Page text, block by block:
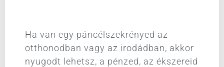
Ha van egy páncélszekrényed az
otthonodban vagy az irodádban, akkor
nyugodt lehetsz, a pénzed, az ékszereid